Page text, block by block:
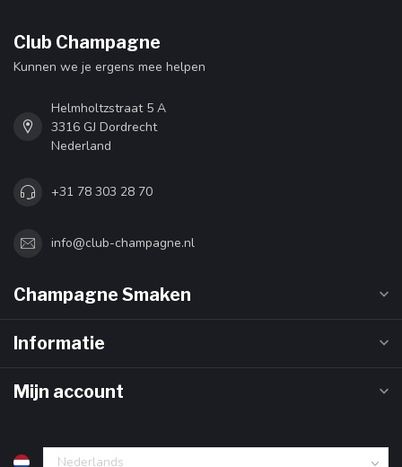
Club Champagne
Kunnen we je ergens mee helpen
Helmholtzstraat 5 A
3316 GJ Dordrecht
Nederland
+31 78 303 28 70
info@club-champagne.nl
Champagne Smaken
Informatie
Mijn account